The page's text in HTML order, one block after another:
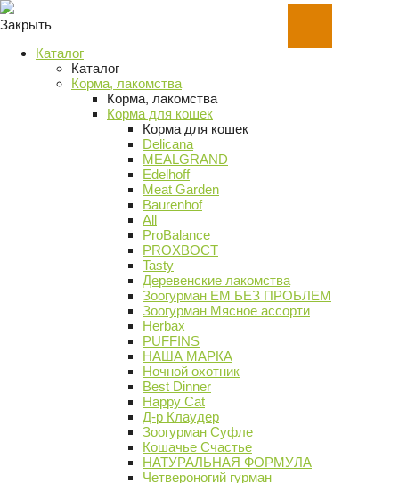
Закрыть
Каталог
Каталог
Корма, лакомства
Корма, лакомства
Корма для кошек
Корма для кошек
Delicana
MEALGRAND
Edelhoff
Meat Garden
Baurenhof
All
ProBalance
PROХВОСТ
Tasty
Деревенские лакомства
Зоогурман ЕМ БЕЗ ПРОБЛЕМ
Зоогурман Мясное ассорти
Herbax
PUFFINS
НАША МАРКА
Ночной охотник
Best Dinner
Happy Cat
Д-р Клаудер
Зоогурман Суфле
Кошачье Счастье
НАТУРАЛЬНАЯ ФОРМУЛА
Четвероногий гурман